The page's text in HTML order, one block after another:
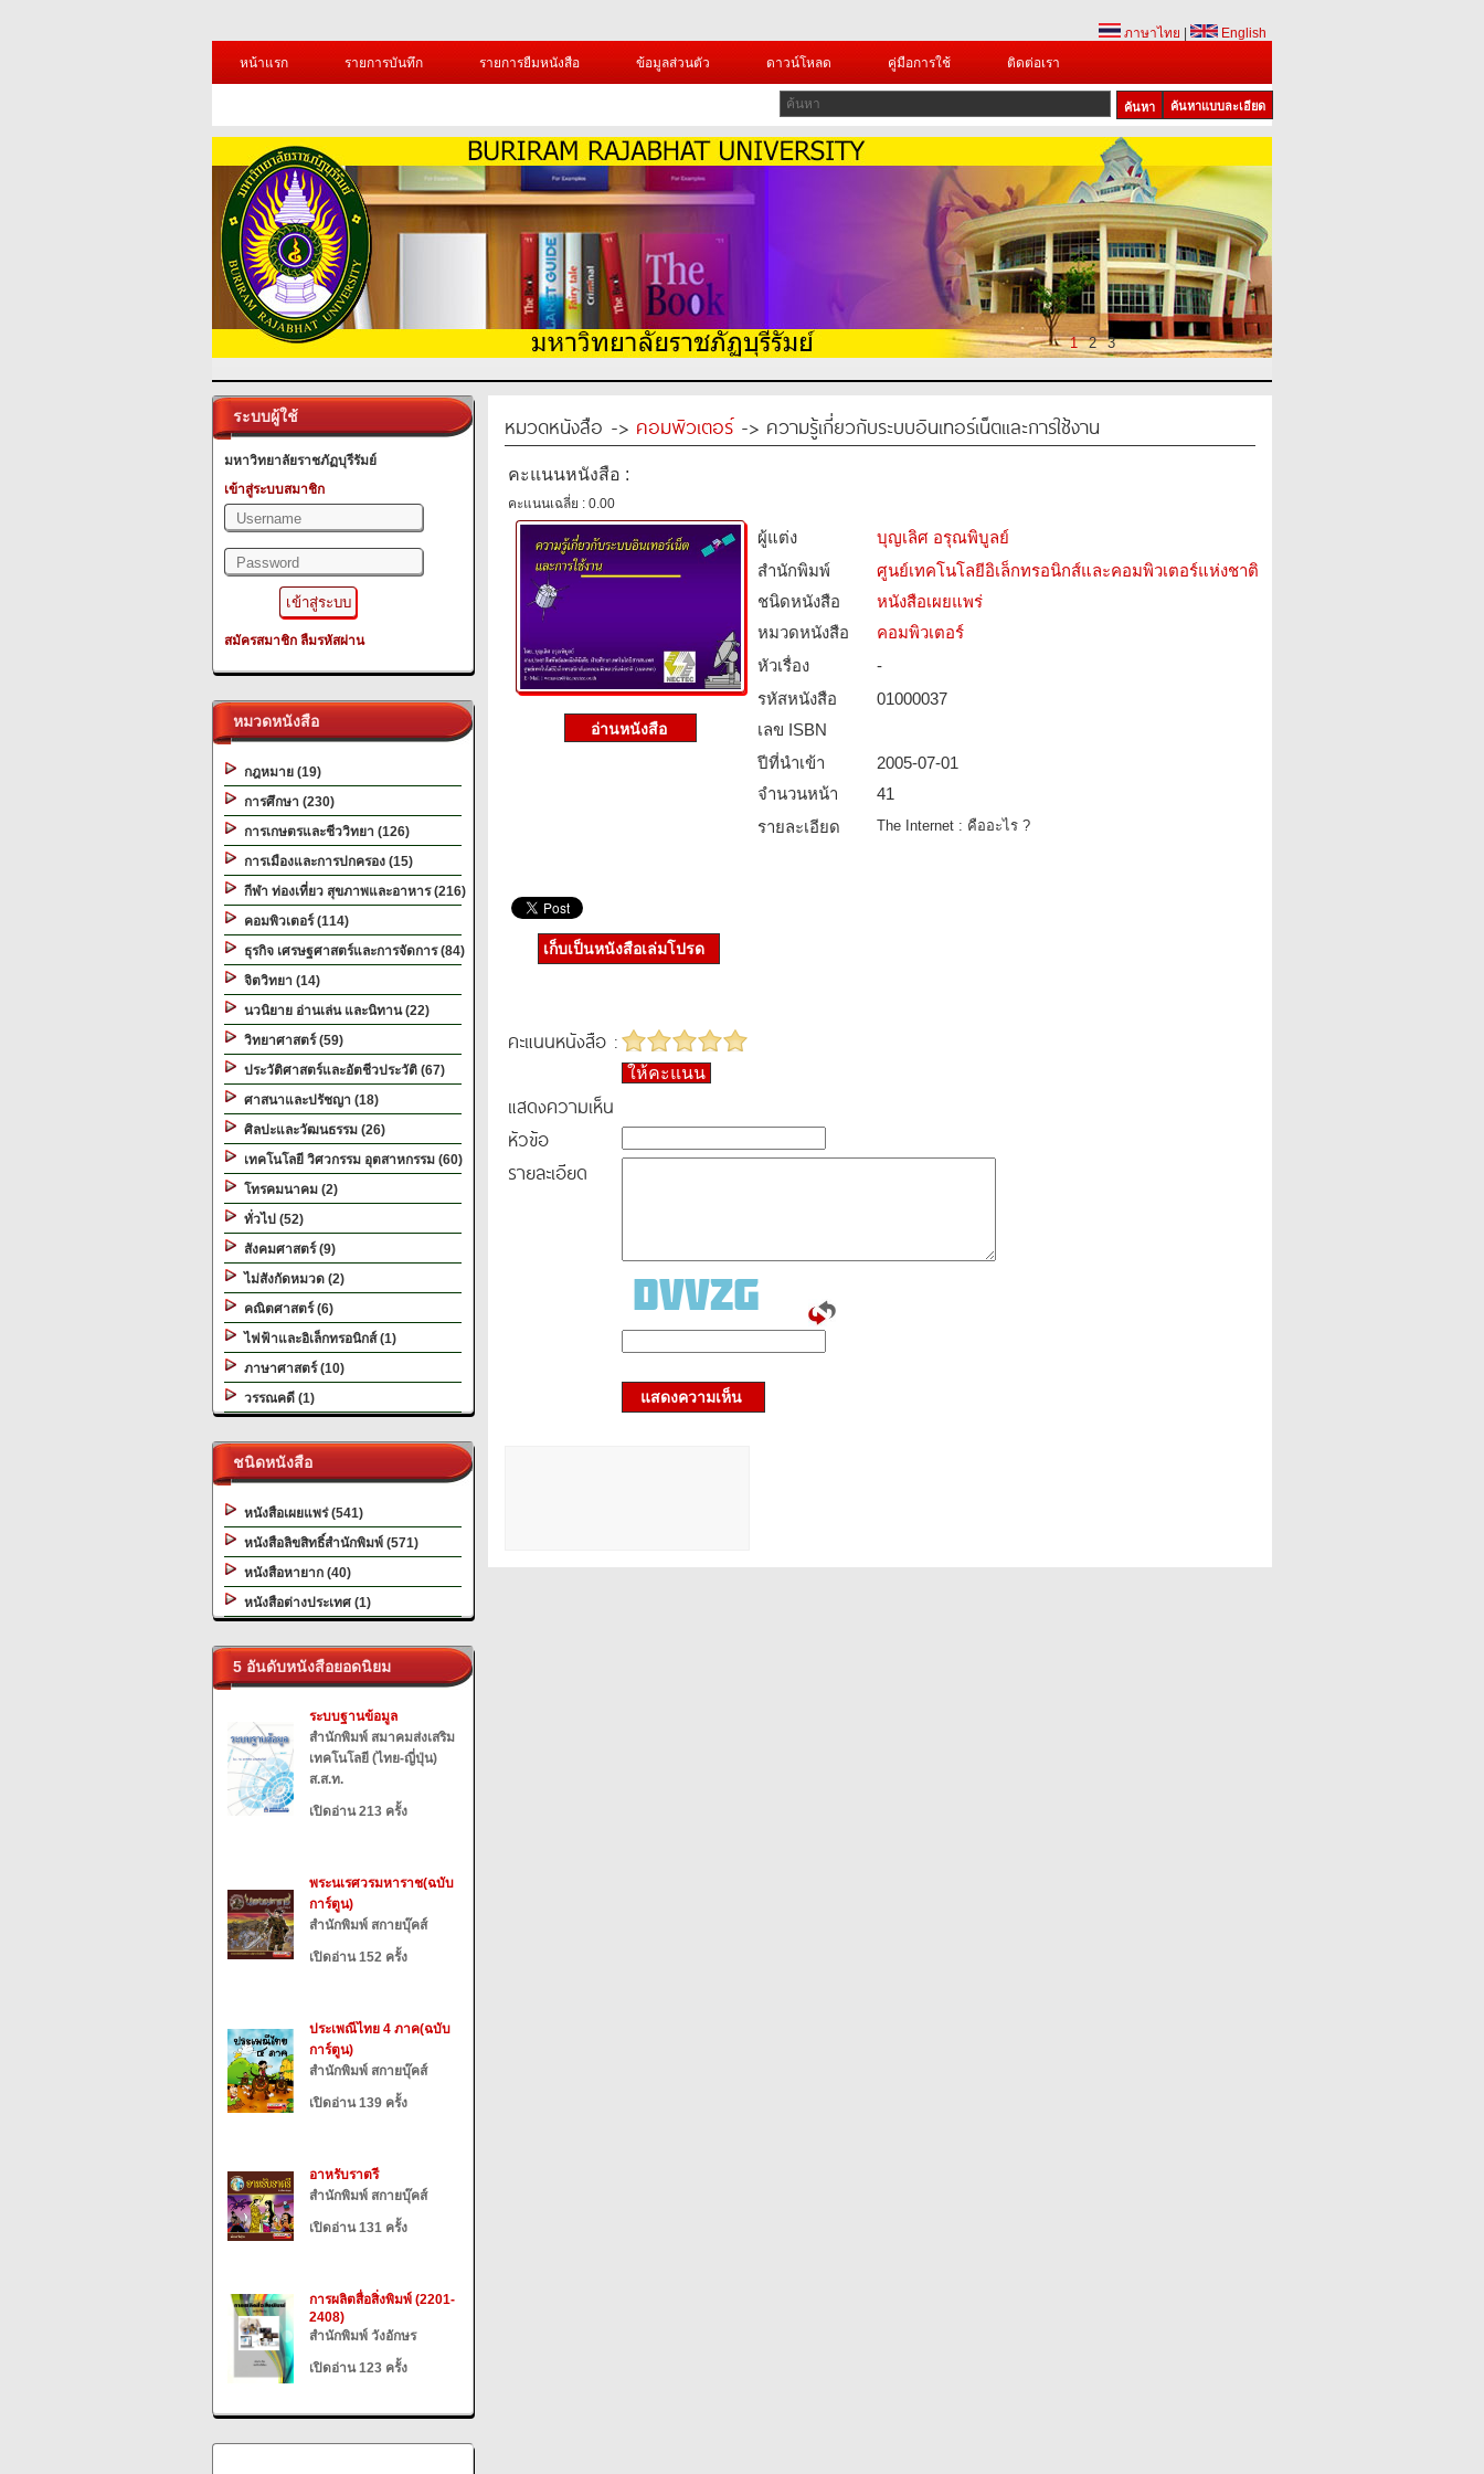
ภาษาไทย
English
หน้าแรก
รายการบันทึก รายการยืมหนังสือ ข้อมูลส่วนตัว ดาวน์โหลด คู่มือการใช้ ติดต่อเรา
ค้นหาแบบละเอียด
1 2 3
ระบบผู้ใช้
มหาวิทยาลัยราชภัฏบุรีรัมย์
เข้าสู่ระบบสมาชิก
สมัครสมาชิก ลืมรหัสผ่าน
หมวดหนังสือ
กฎหมาย (19)
การศึกษา (230)
การเกษตรและชีววิทยา (126)
การเมืองและการปกครอง (15)
กีฬา ท่องเที่ยว สุขภาพและอาหาร (216)
คอมพิวเตอร์ (114)
ธุรกิจ เศรษฐศาสตร์และการจัดการ (84)
จิตวิทยา (14)
นวนิยาย อ่านเล่น และนิทาน (22)
วิทยาศาสตร์ (59)
ประวัติศาสตร์และอัตชีวประวัติ (67)
ศาสนาและปรัชญา (18)
ศิลปะและวัฒนธรรม (26)
เทคโนโลยี วิศวกรรม อุตสาหกรรม (60)
โทรคมนาคม (2)
ทั่วไป (52)
สังคมศาสตร์ (9)
ไม่สังกัดหมวด (2)
คณิตศาสตร์ (6)
ไฟฟ้าและอิเล็กทรอนิกส์ (1)
ภาษาศาสตร์ (10)
วรรณคดี (1)
ชนิดหนังสือ
หนังสือเผยแพร่ (541)
หนังสือลิขสิทธิ์สำนักพิมพ์ (571)
หนังสือหายาก (40)
หนังสือต่างประเทศ (1)
5 อันดับหนังสือยอดนิยม
ระบบฐานข้อมูล
สำนักพิมพ์ สมาคมส่งเสริม
เทคโนโลยี (ไทย-ญี่ปุ่น)
ส.ส.ท.
เปิดอ่าน 213 ครั้ง
พระนเรศวรมหาราช(ฉบับ
การ์ตูน)
สำนักพิมพ์ สกายบุ๊คส์
เปิดอ่าน 152 ครั้ง
ประเพณีไทย 4 ภาค(ฉบับ
การ์ตูน)
สำนักพิมพ์ สกายบุ๊คส์
เปิดอ่าน 139 ครั้ง
อาหรับราตรี
สำนักพิมพ์ สกายบุ๊คส์
เปิดอ่าน 131 ครั้ง
การผลิตสื่อสิ่งพิมพ์ (2201-
2408)
สำนักพิมพ์ วังอักษร
เปิดอ่าน 123 ครั้ง
หมวดหนังสือ -> คอมพิวเตอร์-> ความรู้เกี่ยวกับระบบอินเทอร์เน็ตและการใช้งาน
คะแนนหนังสือ :
คะแนนเฉลี่ย : 0.00
ผู้แต่ง
บุญเลิศ อรุณพิบูลย์
สำนักพิมพ์
ศูนย์เทคโนโลยีอิเล็กทรอนิกส์และคอมพิวเตอร์แห่งชาติ
ชนิดหนังสือ­
หนังสือเผยแพร่
หมวดหนังสือ­
คอมพิวเตอร์
หัวเรื่อง
-
รหัสหนังสือ­
01000037
เลข ISBN
ปีที่นำเข้า
2005-07-01
จำนวนหน้า
41
รายละเอียด
The Internet : คืออะไร ?
เก็บเป็นหนังสือเล่มโปรด
คะแนนหนังสือ :
ให้คะแนน
แสดงความเห็น
หัวข้อ
รายละเอียด
แสดงความเห็น